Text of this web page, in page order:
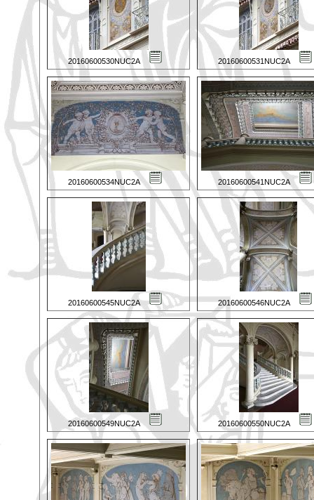
20160600530NUC2A 20160600531NUC2A
20160600534NUC2A 20160600541NUC2A
20160600545NUC2A 20160600546NUC2A
20160600549NUC2A 20160600550NUC2A